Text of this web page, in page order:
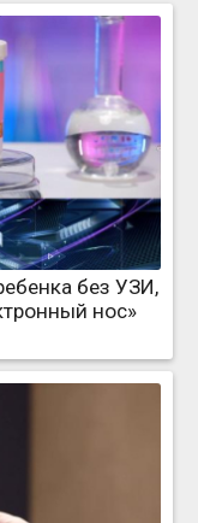
без УЗИ,
нос»